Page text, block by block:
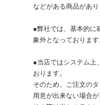
などがある商品があり
●弊社では、基本的に
象外となっております
●当店ではシステム上
おります。
そのため、ご注文の
用意が出来ない場合が